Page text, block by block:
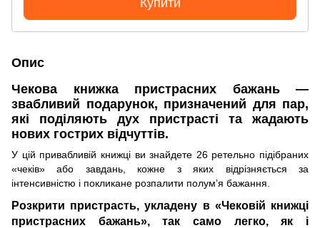
Опис
Чекова книжка пристрасних бажань —
звабливий подарунок, призначений для пар,
які поділяють дух пристрасті та жадають
нових гострих відчуттів.
У цій привабливій книжці ви знайдете 26 ретельно підібраних
«чеків» або завдань, кожне з яких відрізняється за
інтенсивністю і покликане розпалити полум’я бажання.
Розкрити пристрасть, укладену в «Чековій книжці
пристрасних бажань», так само легко, як і